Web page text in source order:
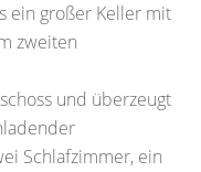
ein großer Keller mit
zweiten
und überzeugt
Schlafzimmer, ein